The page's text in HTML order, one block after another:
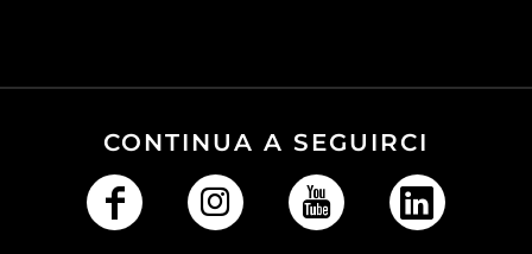
CONTINUA A SEGUIRCI